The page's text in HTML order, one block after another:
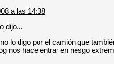
a las 14:38
dijo...
lo digo por el camión que
nos hace entrar en riesgo